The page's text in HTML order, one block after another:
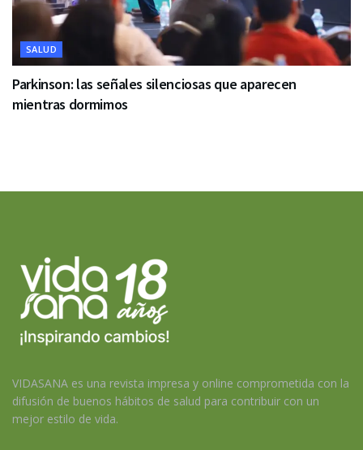
SALUD
Parkinson: las señales silenciosas que aparecen
mientras dormimos
VIDASANA es una revista impresa y online comprometida con la
difusión de buenos hábitos de salud para contribuir con un
mejor estilo de vida.